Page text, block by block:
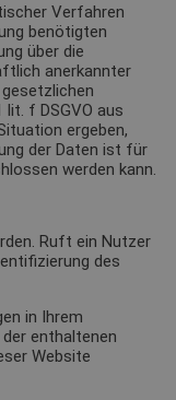
Verfahren
benötigten
über die
anerkannter
f DSGVO aus
ergeben,
der Daten ist für
werden kann.
Ruft ein Nutzer
des
in Ihrem
enthaltenen
Website